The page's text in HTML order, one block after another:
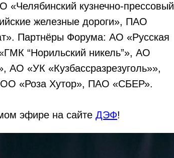
кузнечно-прессовый
железные дороги», ПАО
Партнёры Форума: АО «Русская
“Норильский никель”», АО
«УК «Кузбассразрезуголь»»,
«Роза Хутор», ПАО «СБЕР».
эфире на сайте ДЭФ!